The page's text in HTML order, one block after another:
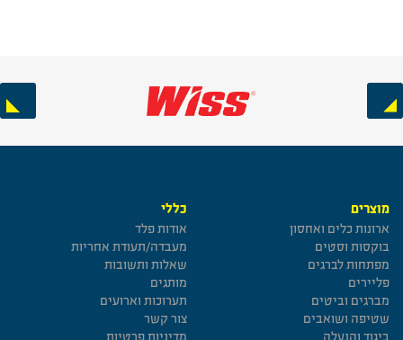
Previous
Next
מוצרים
ארונות כלים ואחסון
בוקסות וסטים
מפתחות לברגים
פליירים
מברגים וביטים
שטיפה ושואבים
כללי
אודות פלד
מעבדה/תעודת אחריות
שאלות ותשובות
מותגים
תערוכות וארועים
צור קשר